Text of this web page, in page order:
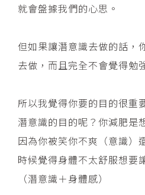
就會盤據我們的心思。
但如果讓潛意識去做的話，
去做，而且完全不會覺得勉
所以我覺得你要的目的很重
潛意識的目的呢？你減肥是
因為你被笑你不爽（意識）
時候覺得身體不太舒服想要
（潛意識＋身體感）